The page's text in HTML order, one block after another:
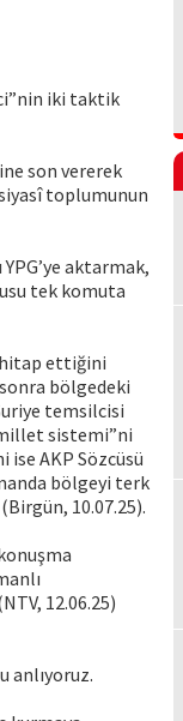
iki taktik
son vererek
toplumunun
aktarmak,
tek komuta
hitap ettiğini
bölgedeki
temsilcisi
millet sistemi”ni
AKP Sözcüsü
bölgeyi terk
10.07.25).
12.06.25)
anlıyoruz.